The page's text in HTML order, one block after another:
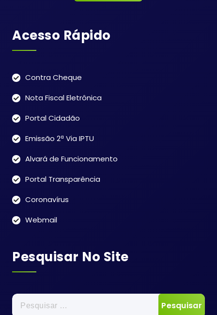
Acesso Rápido
Contra Cheque
Nota Fiscal Eletrônica
Portal Cidadão
Emissão 2ª Via IPTU
Alvará de Funcionamento
Portal Transparência
Coronavírus
Webmail
Pesquisar No Site
Pesquisar
por: